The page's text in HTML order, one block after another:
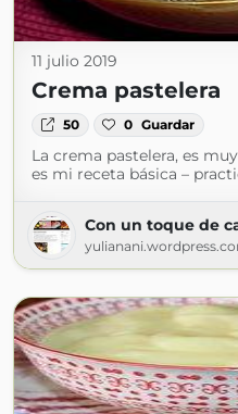
11 julio 2019
Crema pastelera
50 0 Guardar
La crema pastelera, es
es mi receta básica –
Con un toque de